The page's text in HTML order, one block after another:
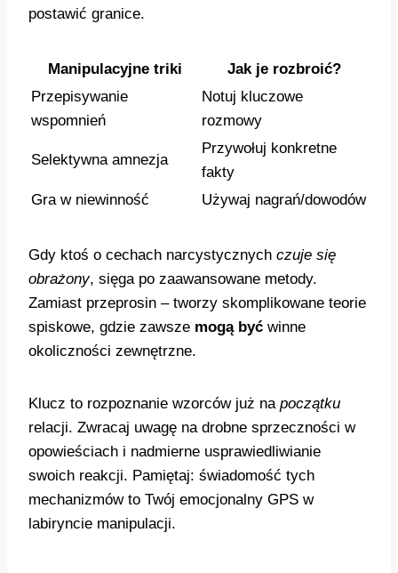
postawić granice.
Manipulacyjne triki
Jak je rozbroić?
Przepisywanie
wspomnień
Notuj kluczowe
rozmowy
Selektywna amnezja
Przywołuj konkretne
fakty
Gra w niewinność
Używaj nagrań/dowodów
Gdy ktoś o cechach narcystycznych czuje się
obrażony, sięga po zaawansowane metody.
Zamiast przeprosin – tworzy skomplikowane teorie
spiskowe, gdzie zawsze mogą być winne
okoliczności zewnętrzne.
Klucz to rozpoznanie wzorców już na początku
relacji. Zwracaj uwagę na drobne sprzeczności w
opowieściach i nadmierne usprawiedliwianie
swoich reakcji. Pamiętaj: świadomość tych
mechanizmów to Twój emocjonalny GPS w
labiryncie manipulacji.